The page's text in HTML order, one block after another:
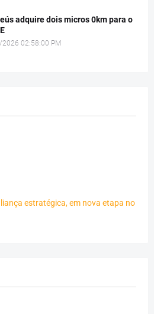
adquire dois micros 0km para o
02:58:00 PM
estratégica, em nova etapa no